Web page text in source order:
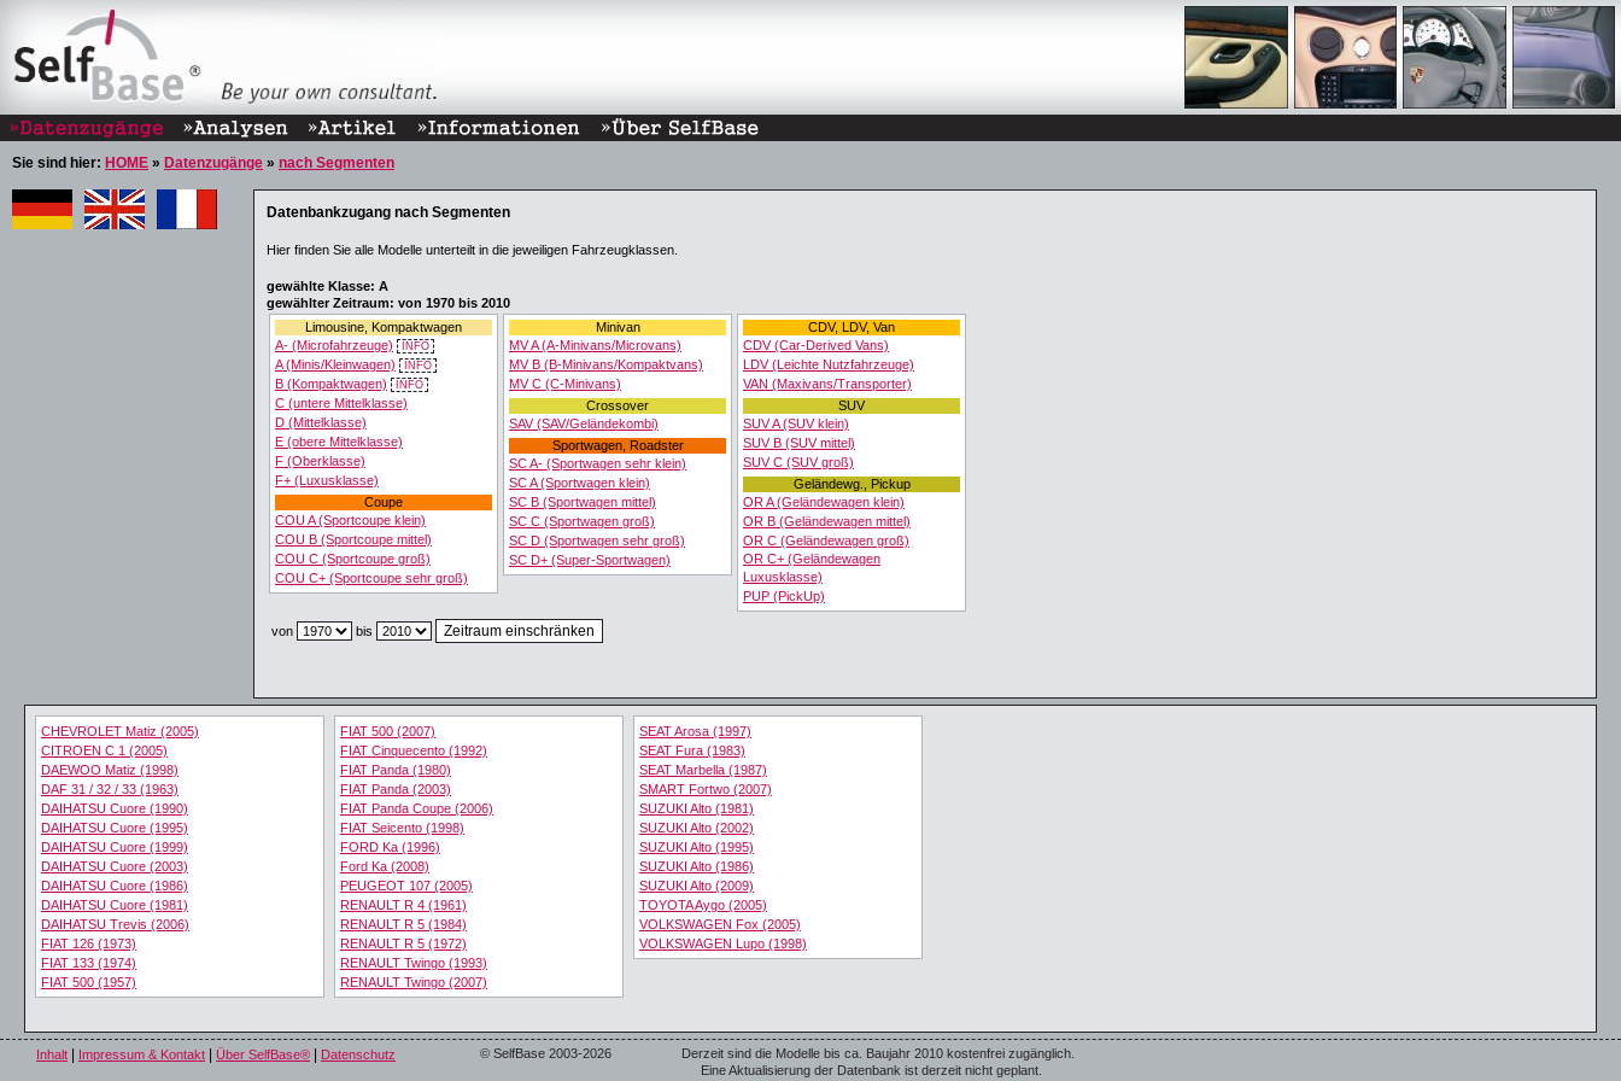
Sie sind hier: HOME » Datenzugänge » nach Segmenten
Datenbankzugang nach Segmenten
Hier finden Sie alle Modelle unterteilt in die jeweiligen Fahrzeugklassen.
gewählte Klasse: A
gewählter Zeitraum: von 1970 bis 2010
Limousine, Kompaktwagen
A- (Microfahrzeuge)
INFO
A (Minis/Kleinwagen) INFO
B (Kompaktwagen) INFO
C (untere Mittelklasse)
D (Mittelklasse)
E (obere Mittelklasse)
F (Oberklasse)
F+ (Luxusklasse)
Coupe
COU A (Sportcoupe klein)
COU B (Sportcoupe mittel)
COU C (Sportcoupe groß)
COU C+ (Sportcoupe sehr groß)
Minivan
MV A (A-Minivans/Microvans)
MV B (B-Minivans/Kompaktvans)
MV C (C-Minivans)
Crossover
SAV (SAV/Geländekombi)
Sportwagen, Roadster
SC A- (Sportwagen sehr klein)
SC A (Sportwagen klein)
SC B (Sportwagen mittel)
SC C (Sportwagen groß)
SC D (Sportwagen sehr groß)
SC D+ (Super-Sportwagen)
CDV, LDV, Van
CDV (Car-Derived Vans)
LDV (Leichte Nutzfahrzeuge)
VAN (Maxivans/Transporter)
SUV
SUV A (SUV klein)
SUV B (SUV mittel)
SUV C (SUV groß)
Geländewg., Pickup
OR A (Geländewagen klein)
OR B (Geländewagen mittel)
OR C (Geländewagen groß)
OR C+ (Geländewagen
Luxusklasse)
PUP (PickUp)
von bis
CHEVROLET Matiz (2005)
CITROEN C 1 (2005)
DAEWOO Matiz (1998)
DAF 31 / 32 / 33 (1963)
DAIHATSU Cuore (1990)
DAIHATSU Cuore (1995)
DAIHATSU Cuore (1999)
DAIHATSU Cuore (2003)
DAIHATSU Cuore (1986)
DAIHATSU Cuore (1981)
DAIHATSU Trevis (2006)
FIAT 126 (1973)
FIAT 133 (1974)
FIAT 500 (1957)
FIAT 500 (2007)
FIAT Cinquecento (1992)
FIAT Panda (1980)
FIAT Panda (2003)
FIAT Panda Coupe (2006)
FIAT Seicento (1998)
FORD Ka (1996)
Ford Ka (2008)
PEUGEOT 107 (2005)
RENAULT R 4 (1961)
RENAULT R 5 (1984)
RENAULT R 5 (1972)
RENAULT Twingo (1993)
RENAULT Twingo (2007)
SEAT Arosa (1997)
SEAT Fura (1983)
SEAT Marbella (1987)
SMART Fortwo (2007)
SUZUKI Alto (1981)
SUZUKI Alto (2002)
SUZUKI Alto (1995)
SUZUKI Alto (1986)
SUZUKI Alto (2009)
TOYOTA Aygo (2005)
VOLKSWAGEN Fox (2005)
VOLKSWAGEN Lupo (1998)
Inhalt Impressum & Kontakt Über SelfBase® Datenschutz © SelfBase 2003-2026
Derzeit sind die Modelle bis ca. Baujahr 2010 kostenfrei zugänglich.
Eine Aktualisierung der Datenbank ist derzeit nicht geplant.